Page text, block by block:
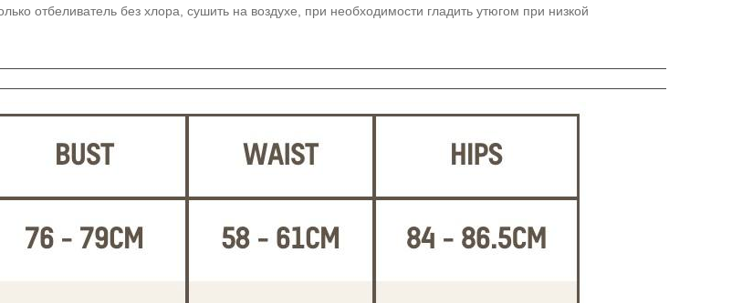
отбеливатель без хлора, сушить на воздухе, при необходимости гладить утюгом при низкой